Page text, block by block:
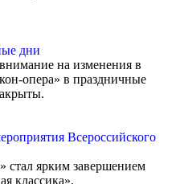
дни
на изменения в
опера» в праздничные
Всероссийского
стал ярким завершением
классика».